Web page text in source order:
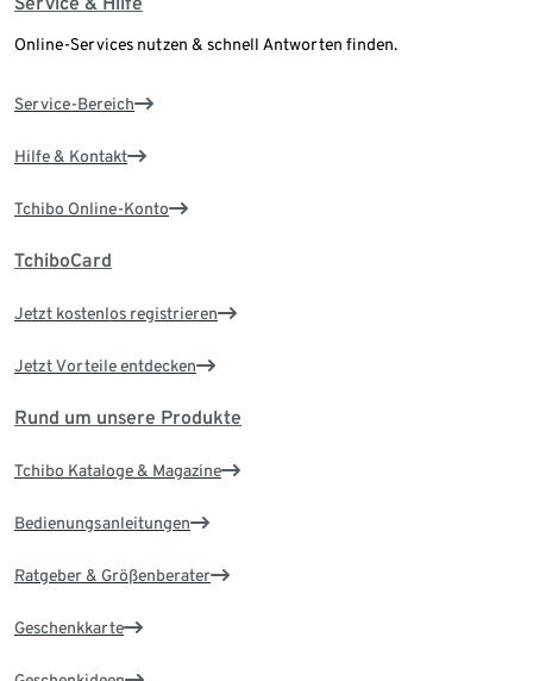
Online-Services nutzen & schnell Antworten finden.
Service-Bereich
Hilfe & Kontakt
Tchibo Online-Konto
TchiboCard
Jetzt kostenlos registrieren
Jetzt Vorteile entdecken
Rund um unsere Produkte
Tchibo Kataloge & Magazine
Bedienungsanleitungen
Ratgeber & Größenberater
Geschenkkarte